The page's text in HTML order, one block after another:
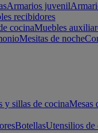
Armarios juvenil
recibidores
cocinaMuebles
Mesitas de noche
y sillas de cocinaMesas
BotellasUtensilios de